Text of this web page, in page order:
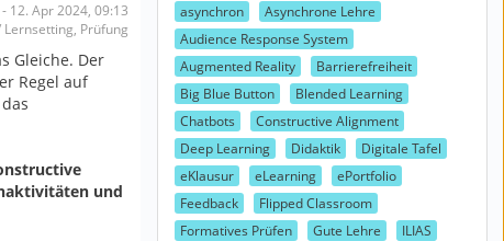
12. Apr 2024, 09:13
Prüfung
Gleiche. Der
Regel auf
und
asynchron
Asynchrone Lehre
Audience Response System
Augmented Reality
Barrierefreiheit
Big Blue Button
Blended Learning
Chatbots
Constructive Alignment
Deep Learning
Didaktik
Digitale Tafel
eKlausur
eLearning
ePortfolio
Feedback
Flipped Classroom
Formatives Prüfen
Gute Lehre
ILIAS